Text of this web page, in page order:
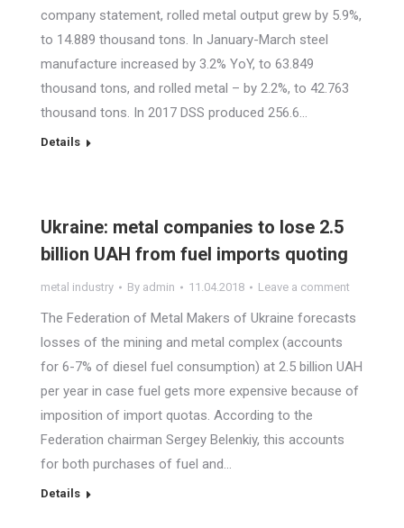
company statement, rolled metal output grew by 5.9%,
to 14.889 thousand tons. In January-March steel
manufacture increased by 3.2% YoY, to 63.849
thousand tons, and rolled metal – by 2.2%, to 42.763
thousand tons. In 2017 DSS produced 256.6…
Details
Ukraine: metal companies to lose 2.5
billion UAH from fuel imports quoting
metal industry By admin 11.04.2018 Leave a comment
The Federation of Metal Makers of Ukraine forecasts
losses of the mining and metal complex (accounts
for 6-7% of diesel fuel consumption) at 2.5 billion UAH
per year in case fuel gets more expensive because of
imposition of import quotas. According to the
Federation chairman Sergey Belenkiy, this accounts
for both purchases of fuel and…
Details